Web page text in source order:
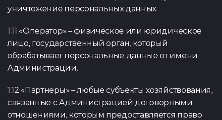
уничтожение персональных данных.
1.11 «Оператор» – физическое или юридическое
лицо, государственный орган, который
обрабатывает персональные данные от имени
Администрации.
1.12 «Партнеры» – любые субъекты хозяйствования,
связанные с Администрацией договорными
отношениями, которым предоставляется право